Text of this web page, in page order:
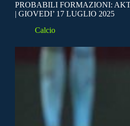
PROBABILI FORMAZIONI:
| GIOVEDI’ 17 LUGLIO 2025
Calcio